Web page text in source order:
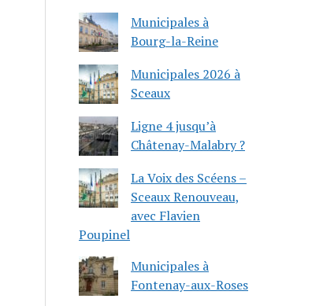
Municipales à
Bourg-la-Reine
Municipales 2026 à
Sceaux
Ligne 4 jusqu’à
Châtenay-Malabry ?
La Voix des Scéens –
Sceaux Renouveau,
avec Flavien
Poupinel
Municipales à
Fontenay-aux-Roses